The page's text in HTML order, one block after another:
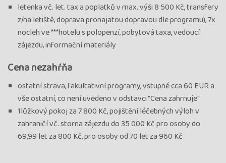
letenka vč. let. tax a poplatků v max. výši 8 500 Kč, transfery
z/na letiště, doprava pronajatou dopravou dle programu), 7x
nocleh ve ***hotelu s polopenzí, pobytová taxa, vedoucí
zájezdu, informační materiály
Cena nezahŕňa
ostatní strava, fakultativní programy, vstupné cca 60 EUR a
vše ostatní, co není uvedeno v odstavci "Cena zahrnuje"
1lůžkový pokoj za 7 800 Kč, pojištění léčebných výloh v
zahraničí vč. storna zájezdu do 35 000 Kč pro osoby do
69,99 let za 800 Kč, pro osoby od 70 let za 960 Kč